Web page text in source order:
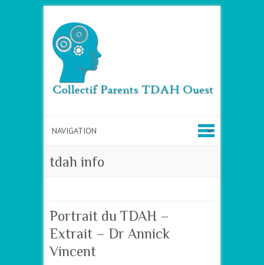
tdah info
Portrait du TDAH –
Extrait – Dr Annick
Vincent